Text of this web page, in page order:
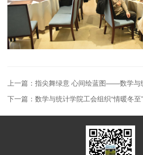
下一篇：数学与统计学院工会组织“情暖冬至